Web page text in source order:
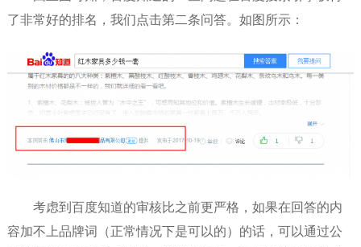
了非常好的排名，我们点击第二条问答。如图所示：
考虑到百度知道的审核比之前更严格，如果在回答的内
容加不上品牌词（正常情况下是可以的）的话，可以通过公